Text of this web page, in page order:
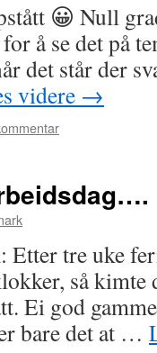
😀 Null
å se det på
det står der
videre →
tre uke
så kimte
Ei god
bare det at …